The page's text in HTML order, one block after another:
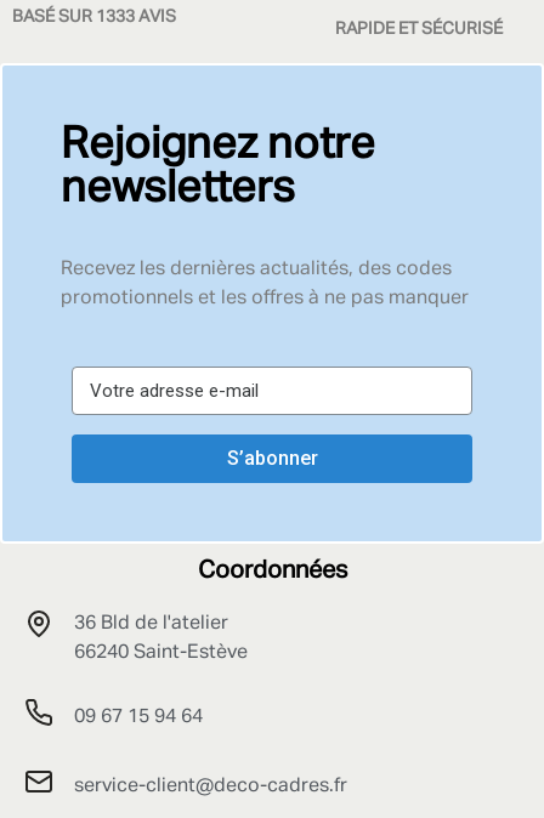
BASÉ SUR 1333 AVIS
RAPIDE ET SÉCURISÉ
Rejoignez notre
newsletters
Recevez les dernières actualités, des codes
promotionnels et les offres à ne pas manquer
S’abonner
Coordonnées
36 Bld de l'atelier
66240 Saint-Estève
09 67 15 94 64
service-client@deco-cadres.fr